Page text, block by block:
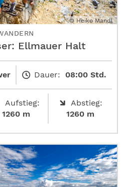
© Heiko Mandl
Ellmauer Halt
Dauer: 08:00 Std.
Aufstieg:
1260 m
Abstieg:
1260 m